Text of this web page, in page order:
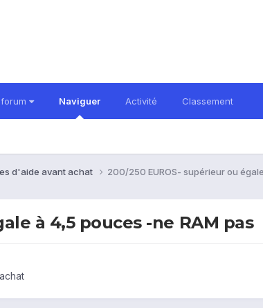
Naviguer Activité Classement
d'aide avant achat 200/250 EUROS- supérieur ou
à 4,5 pouces -ne RAM pas